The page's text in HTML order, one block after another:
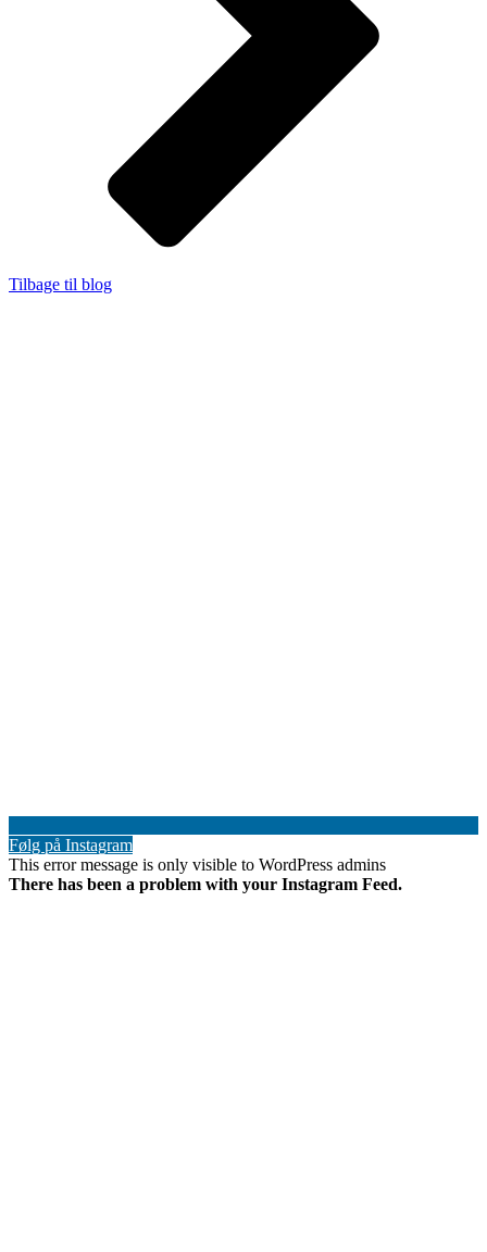
Tilbage til blog
Følg på Instagram
This error message is only visible to WordPress admins
There has been a problem with your Instagram Feed.